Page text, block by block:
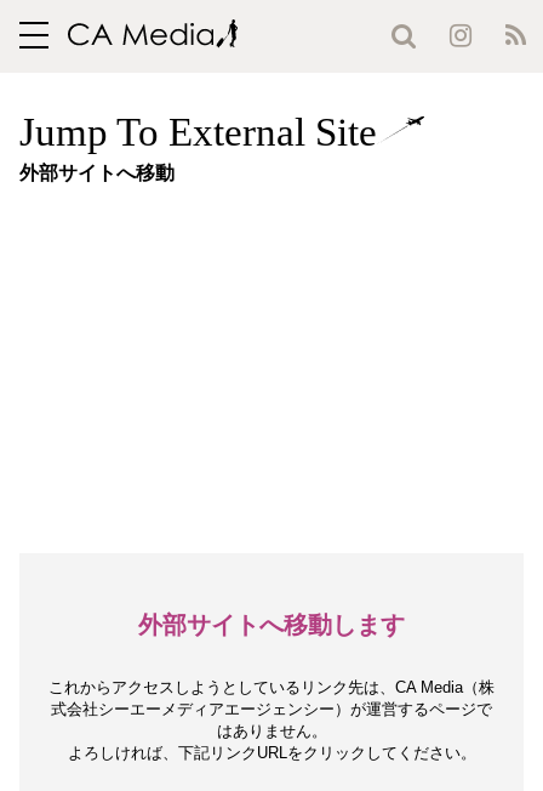
toggle
Jump To External Site
外部サイトへ移動
外部サイトへ移動します
これからアクセスしようとしているリンク先は、 CA Media（株
式会社シーエーメディアエージェンシー）が運営するページで
はありません。
よろしければ、下記リンクURLをクリックしてください。